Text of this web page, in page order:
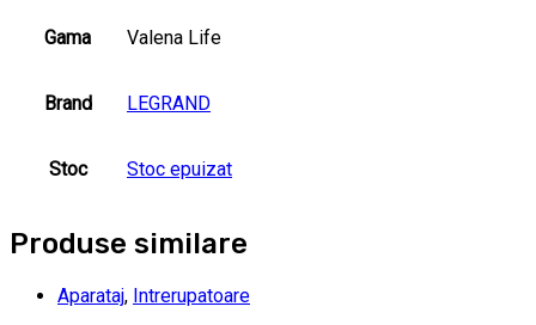
Gama Valena Life
Brand LEGRAND
Stoc Stoc epuizat
Produse similare
Aparataj, Intrerupatoare